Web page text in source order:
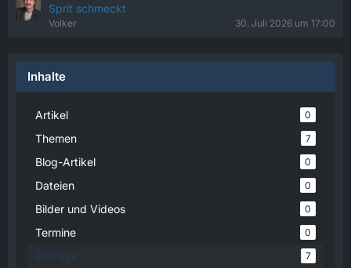
Sprit schmeckt
Volker 30. Juli 2026 um 17:00
Inhalte
Artikel 0
Themen 7
Blog-Artikel 0
Dateien 0
Bilder und Videos 0
Termine 0
Einträge 7